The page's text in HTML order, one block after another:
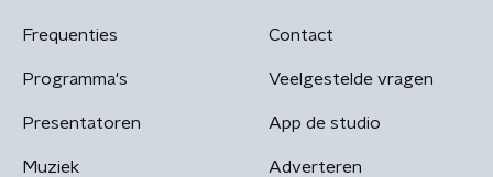
Frequenties
Programma's
Presentatoren
Muziek
Contact
Veelgestelde vragen
App de studio
Adverteren